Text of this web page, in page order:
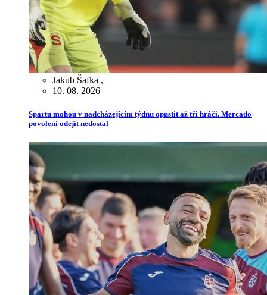
Jakub Šafka ,
10. 08. 2026
Spartu mohou v nadcházejícím týdnu opustit až tři hráči. Mercado
povolení odejít nedostal